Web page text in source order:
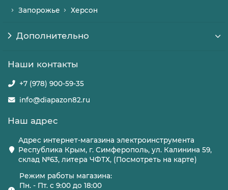
Запорожье
Херсон
Дополнительно
Наши контакты
+7 (978) 900-59-35
info@diapazon82.ru
Наш адрес
Адрес интернет-магазина электроинструмента
Республика Крым, г. Симферополь, ул. Калинина 59,
склад №63, литера ЧФТХ, (Посмотреть на карте)
Режим работы магазина:
Пн. - Пт. с 9:00 до 18:00